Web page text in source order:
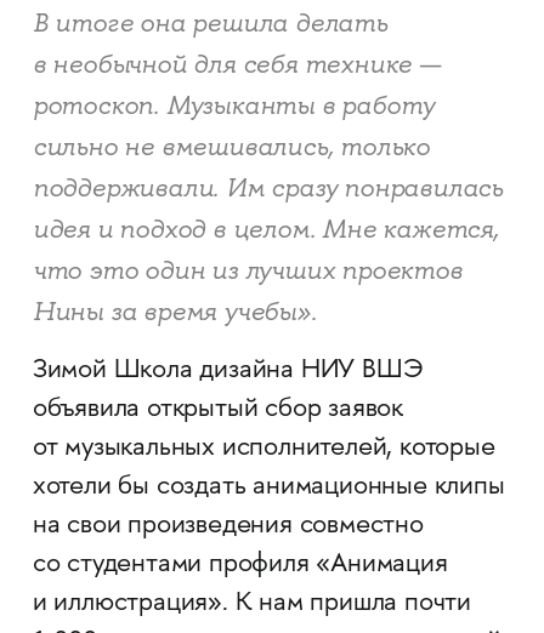
В итоге она решила делать
в необычной для себя технике —
ротоскоп. Музыканты в работу
сильно не вмешивались, только
поддерживали. Им сразу понравилась
идея и подход в целом. Мне кажется,
что это один из лучших проектов
Нины за время учебы».
Зимой Школа дизайна НИУ ВШЭ
объявила открытый сбор заявок
от музыкальных исполнителей, которые
хотели бы создать анимационные клипы
на свои произведения совместно
со студентами профиля «Анимация
и иллюстрация». К нам пришла почти